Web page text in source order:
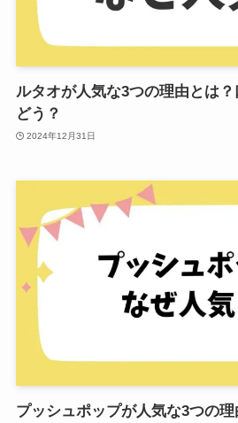
ルタオが人気な3つの理由とは
どう？
2024年12月31日
プッシュポップが人気な3つの